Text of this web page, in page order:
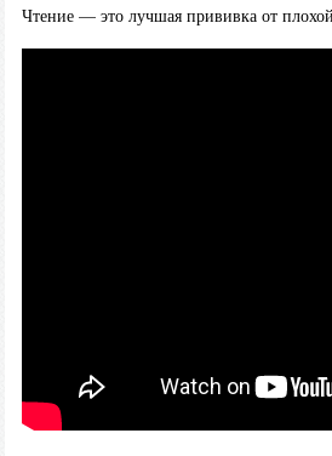
Чтение — это лучшая прививка от